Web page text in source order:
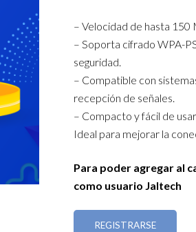
– Velocidad de hasta 150
– Soporta cifrado WPA-
seguridad.
– Compatible con
recepción de señales.
– Compacto y fácil de
Ideal para mejorar la
Para poder agregar al
como usuario Jaltech
REGISTRARSE